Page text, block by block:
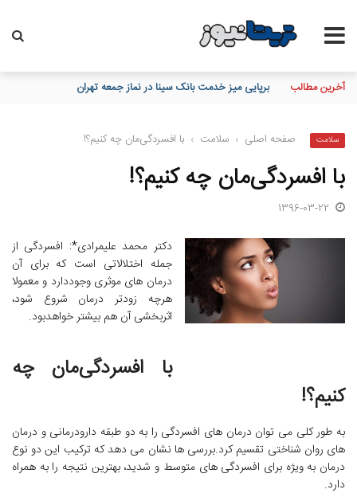
آخرین مطالب برپایی میز خدمت بانک سینا در نماز جمعه تهران
سلامت صفحه اصلی › سلامت › با افسردگی‌مان چه کنیم؟!
با افسردگی‌مان چه کنیم؟!
1396-03-22
دکتر محمد علیمرادی*: افسردگی از
جمله اختلالاتی است که برای آن
درمان های موثری وجوددارد و معمولا
هرچه زودتر درمان شروع شود،
اثربخشی آن هم بیشتر خواهدبود.
با افسردگی‌مان چه
کنیم؟!
به طور کلی می توان درمان های افسردگی را به دو طبقه دارودرمانی و درمان
های روان شناختی تقسیم کرد.بررسی ها نشان می دهد که ترکیب این دو نوع
درمان به ویژه برای افسردگی های متوسط و شدید، بهترین نتیجه را به همراه
دارد.